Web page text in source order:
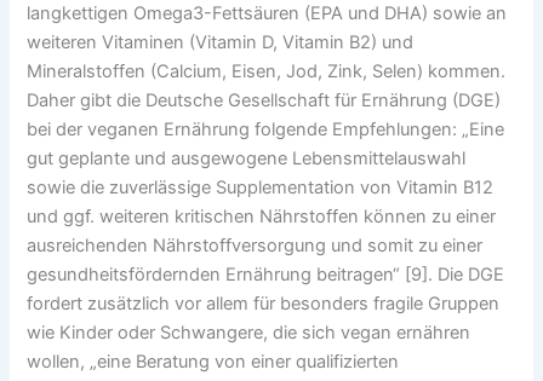
langkettigen Omega3-Fettsäuren (EPA und DHA) sowie an
weiteren Vitaminen (Vitamin D, Vitamin B2) und
Mineralstoffen (Calcium, Eisen, Jod, Zink, Selen) kommen.
Daher gibt die Deutsche Gesellschaft für Ernährung (DGE)
bei der veganen Ernährung folgende Empfehlungen: „Eine
gut geplante und ausgewogene Lebensmittelauswahl
sowie die zuverlässige Supplementation von Vitamin B12
und ggf. weiteren kritischen Nährstoffen können zu einer
ausreichenden Nährstoffversorgung und somit zu einer
gesundheitsfördernden Ernährung beitragen“ [9]. Die DGE
fordert zusätzlich vor allem für besonders fragile Gruppen
wie Kinder oder Schwangere, die sich vegan ernähren
wollen, „eine Beratung von einer qualifizierten